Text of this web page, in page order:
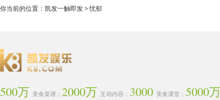
你当前的位置： 凯发一触即发> 忧郁
500万 美食菜谱； 2000万 互动内容； 3000 美食课堂； 5000